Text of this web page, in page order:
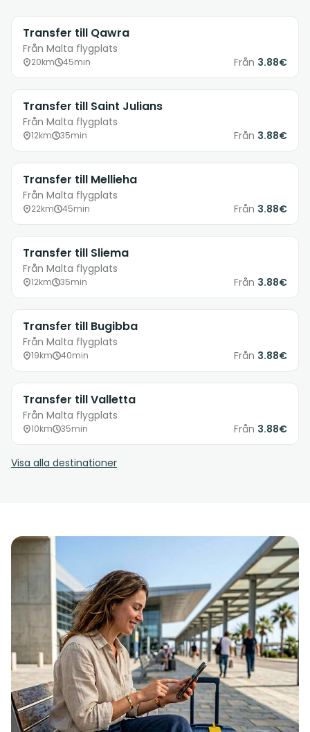
Transfer till Qawra
Från Malta flygplats
20km 45min Från 3.88€
Transfer till Saint Julians
Från Malta flygplats
12km 35min Från 3.88€
Transfer till Mellieha
Från Malta flygplats
22km 45min Från 3.88€
Transfer till Sliema
Från Malta flygplats
12km 35min Från 3.88€
Transfer till Bugibba
Från Malta flygplats
19km 40min Från 3.88€
Transfer till Valletta
Från Malta flygplats
10km 35min Från 3.88€
Visa alla destinationer